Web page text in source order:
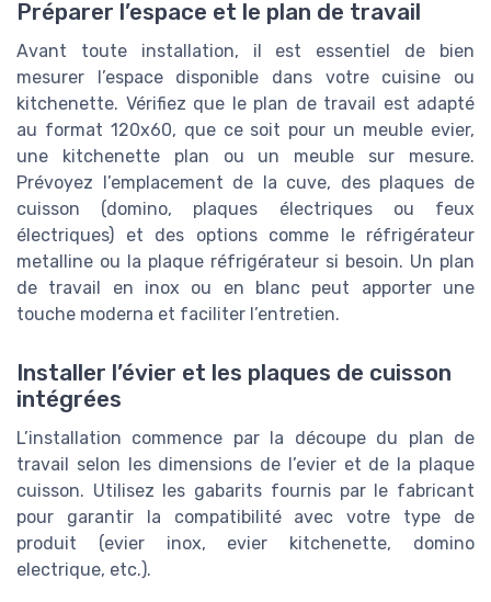
Préparer l’espace et le plan de travail
Avant toute installation, il est essentiel de bien
mesurer l’espace disponible dans votre cuisine ou
kitchenette. Vérifiez que le plan de travail est adapté
au format 120x60, que ce soit pour un meuble evier,
une kitchenette plan ou un meuble sur mesure.
Prévoyez l’emplacement de la cuve, des plaques de
cuisson (domino, plaques électriques ou feux
électriques) et des options comme le réfrigérateur
metalline ou la plaque réfrigérateur si besoin. Un plan
de travail en inox ou en blanc peut apporter une
touche moderna et faciliter l’entretien.
Installer l’évier et les plaques de cuisson
intégrées
L’installation commence par la découpe du plan de
travail selon les dimensions de l’evier et de la plaque
cuisson. Utilisez les gabarits fournis par le fabricant
pour garantir la compatibilité avec votre type de
produit (evier inox, evier kitchenette, domino
electrique, etc.).